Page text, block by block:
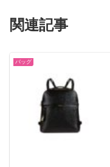
関連記事
バッグ